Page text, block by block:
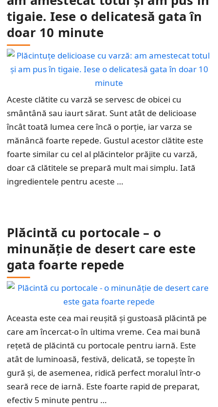
tigaie. Iese o delicatesă gata în
doar 10 minute
Aceste clătite cu varză se servesc de obicei cu
smântână sau iaurt sărat. Sunt atât de delicioase
încât toată lumea cere încă o porție, iar varza se
mănâncă foarte repede. Gustul acestor clătite este
foarte similar cu cel al plăcintelor prăjite cu varză,
doar că clătitele se prepară mult mai simplu. Iată
ingredientele pentru aceste …
Plăcintă cu portocale – o
minunăție de desert care este
gata foarte repede
Aceasta este cea mai reușită și gustoasă plăcintă pe
care am încercat-o în ultima vreme. Cea mai bună
rețetă de plăcintă cu portocale pentru iarnă. Este
atât de luminoasă, festivă, delicată, se topește în
gură și, de asemenea, ridică perfect moralul într-o
seară rece de iarnă. Este foarte rapid de preparat,
efectiv 5 minute pentru …